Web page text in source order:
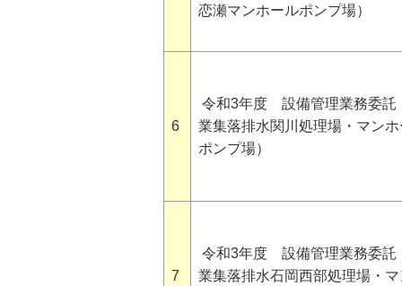
恋瀬マンホールポンプ場）
6
令和3年度 設備管理業務委託
業集落排水関川処理場・マン
ポンプ場）
7
令和3年度 設備管理業務委託
業集落排水石岡西部処理場・